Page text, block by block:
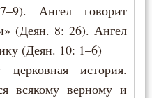
Ангел говорит
(Деян. 8: 26). Ангел
(Деян. 10: 1–6)
история.
всякому верному и